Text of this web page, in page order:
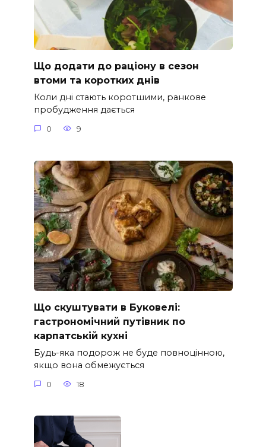
Що додати до раціону в сезон
втоми та коротких днів
Коли дні стають коротшими, ранкове
пробудження дається
0 9
Що скуштувати в Буковелі:
гастрономічний путівник по
карпатській кухні
Будь-яка подорож не буде повноцінною,
якщо вона обмежується
0 18